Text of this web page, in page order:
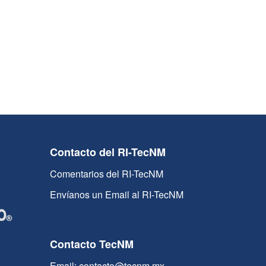
Contacto del RI-TecNM
Comentarios del RI-TecNM
Envíanos un Email al RI-TecNM
Contacto TecNM